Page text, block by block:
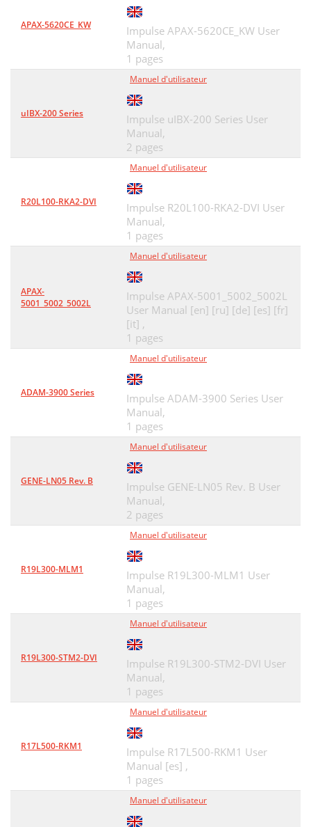
APAX-5620CE_KW
Impulse APAX-5620CE_KW User
Manual,
1 pages
uIBX-200 Series
Manuel d'utilisateur
Impulse uIBX-200 Series User
Manual,
2 pages
R20L100-RKA2-DVI
Manuel d'utilisateur
Impulse R20L100-RKA2-DVI User
Manual,
1 pages
APAX-
5001_5002_5002L
Manuel d'utilisateur
Impulse APAX-5001_5002_5002L
User Manual [en] [ru] [de] [es] [fr]
[it] ,
1 pages
ADAM-3900 Series
Manuel d'utilisateur
Impulse ADAM-3900 Series User
Manual,
1 pages
GENE-LN05 Rev. B
Manuel d'utilisateur
Impulse GENE-LN05 Rev. B User
Manual,
2 pages
R19L300-MLM1
Manuel d'utilisateur
Impulse R19L300-MLM1 User
Manual,
1 pages
R19L300-STM2-DVI
Manuel d'utilisateur
Impulse R19L300-STM2-DVI User
Manual,
1 pages
R17L500-RKM1
Manuel d'utilisateur
Impulse R17L500-RKM1 User
Manual [es] ,
1 pages
Manuel d'utilisateur